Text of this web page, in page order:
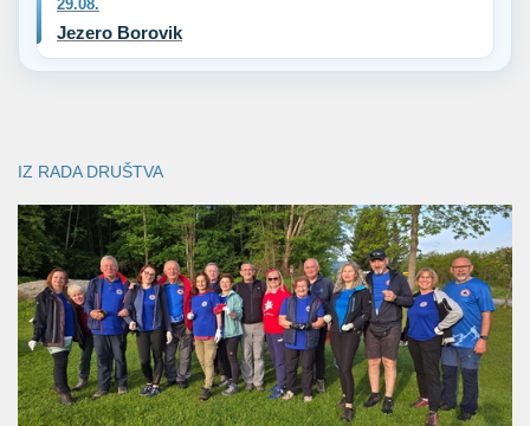
29.08.
Jezero Borovik
IZ RADA DRUŠTVA